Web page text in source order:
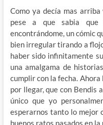
Como ya decía mas
pese a que sabia
encontrándome, un cómic
bien irregular tirando a
haber sido infinitamente
una amalgama de
cumplir con la fecha.
por llegar, que con Bendis
único que yo
esperarnos tanto lo mejor
buenos ratos pasados en